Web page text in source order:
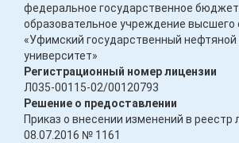
федеральное государственное
образовательное учреждение высшего
«Уфимский государственный нефтяной
университет»
Регистрационный номер лицензии
Л035-00115-02/00120793
Решение о предоставлении
Приказ о внесении изменений в реестр
08.07.2016 № 1161